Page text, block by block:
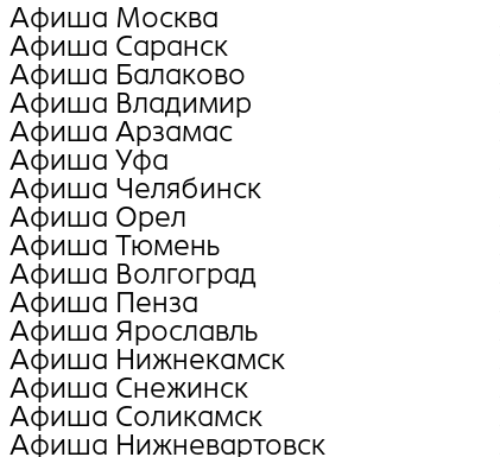
Афиша Москва
Афиша Саранск
Афиша Балаково
Афиша Владимир
Афиша Арзамас
Афиша Уфа
Афиша Челябинск
Афиша Орел
Афиша Тюмень
Афиша Волгоград
Афиша Пенза
Афиша Ярославль
Афиша Нижнекамск
Афиша Снежинск
Афиша Соликамск
Афиша Нижневартовск